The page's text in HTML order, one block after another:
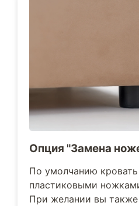
Опция "Замена
По умолчанию
пластиковыми
При желании вы